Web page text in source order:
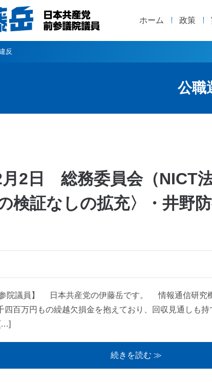
ホーム 政策
反
公職
2日 総務委員会（NICT
検証なしの拡充〉・井野
院議員】 日本共産党の伊藤岳です。 情報通信研究
四百万円もの繰越欠損金を抱えており、回収見通しも
続きを読む ≫